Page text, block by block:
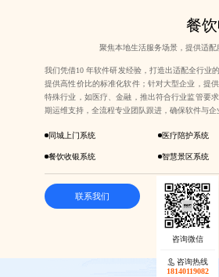
餐
聚焦本地生活服务场景，提供适
我们凭借10 年软件研发经验，打造出适配全行业
提供高性价比的标准化软件；针对大型企业，提
特殊行业，如医疗、金融，推出符合行业监管要
期运维支持，全流程专业团队跟进，确保软件与
同城上门系统 医疗陪护系统
餐饮收银系统 智慧景区系统
联系我们
咨询热线
18140119082